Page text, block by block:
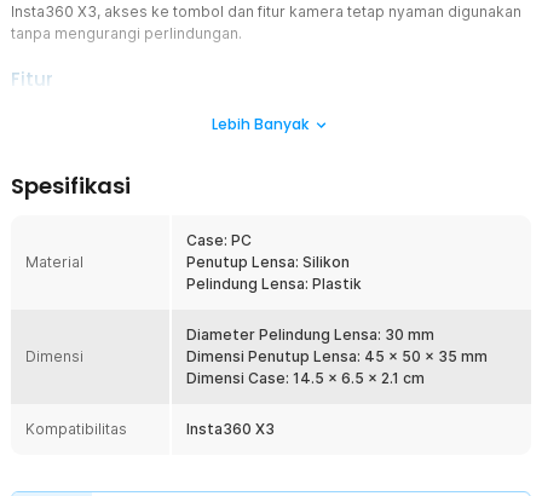
Insta360 X3, akses ke tombol dan fitur kamera tetap nyaman digunakan
tanpa mengurangi perlindungan.
Fitur
Lindungi Kamera Insta360 X3
kokoh membantu mengurangi risiko goresan akibat penggunaan
ruangan. Semua tombol, port, dan layar tetap mudah diakses
sehingga kamera tetap nyaman digunakan tanpa perlu melepas
Selain case pelindung kamera, set ini juga dilengkapi pelindung
lensa yang jernih dan cerah. Warna nyata dari hasil rekaman bisa
Anda lihat dengan jelas berkat kaca high translucent yang
pada kamera tersebut. Pemasangannya pun mudah tanpa perlu
proses pemotongan.
Lebih Banyak
Spesifikasi
Material
Case: PC
Penutup Lensa: Silikon
Pelindung Lensa: Plastik
Dimensi
Diameter Pelindung Lensa: 30 mm
Dimensi Penutup Lensa: 45 x 50 x 35 mm
Dimensi Case: 14.5 x 6.5 x 2.1 cm
Kompatibilitas Insta360 X3